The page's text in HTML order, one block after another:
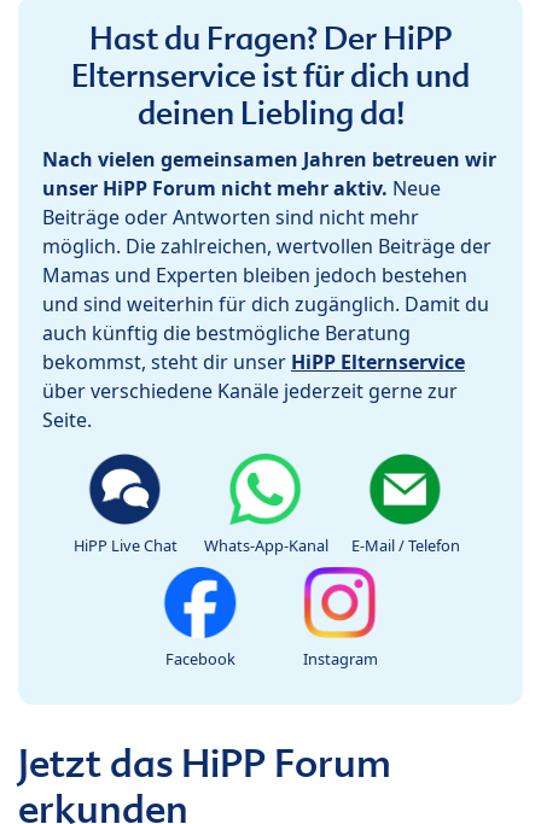
Hast du Fragen? Der HiPP
Elternservice ist für dich und
deinen Liebling da!
Nach vielen gemeinsamen Jahren betreuen wir
unser HiPP Forum nicht mehr aktiv. Neue
Beiträge oder Antworten sind nicht mehr
möglich. Die zahlreichen, wertvollen Beiträge der
Mamas und Experten bleiben jedoch bestehen
und sind weiterhin für dich zugänglich. Damit du
auch künftig die bestmögliche Beratung
bekommst, steht dir unser HiPP Elternservice
über verschiedene Kanäle jederzeit gerne zur
Seite.
HiPP Live Chat Whats-App-Kanal E-Mail / Telefon
Facebook Instagram
Jetzt das HiPP Forum
erkunden